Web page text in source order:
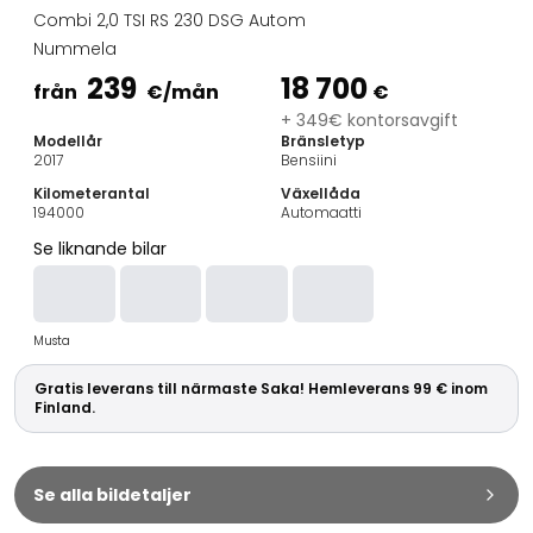
Kombibilar
Stadsbilar
Dragfordon
Kommersiella fordon
Auktionsbilar
Prisvärda bilar
Bilmärken
Audi
BMW
Kia
Mercedes-Benz
Polestar
Skoda
Tesla
Toyota
Combi 2,0 TSI RS 230 DSG Autom
Nummela
från 239 €/mån 18 700 €
+ 349€ kontorsavgift
Modellår
2017
Bränsletyp
Bensiini
Kilometerantal
194000
Växellåda
Automaatti
Se liknande bilar
Musta
Gratis leverans till närmaste Saka! Hemleverans 99 € inom
Finland.
Se alla bildetaljer